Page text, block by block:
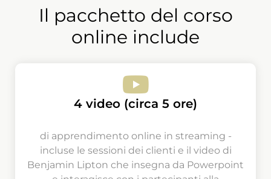
Il pacchetto del corso
online include
4 video (circa 5 ore)
di apprendimento online in streaming -
incluse le sessioni dei clienti e il video di
Benjamin Lipton che insegna da Powerpoint